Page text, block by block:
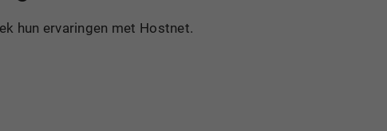
hun ervaringen met Hostnet.